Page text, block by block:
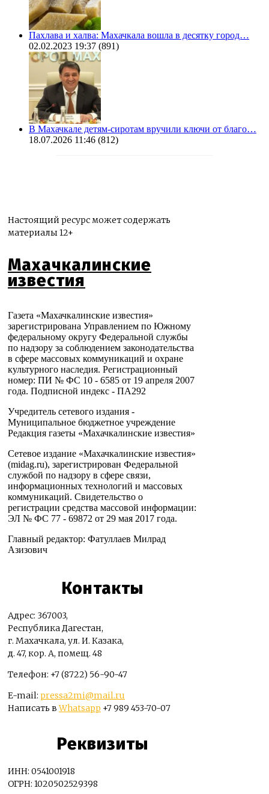
Пахлава и халва: Махачкала вошла в десятку город…
02.02.2023 19:37 (891)
В Махачкале детям-сиротам вручили ключи от благо…
18.07.2026 11:46 (812)
Настоящий ресурс может содержать
материалы 12+
Махачкалинские
известия
Газета «Махачкалинские известия»
зарегистрирована Управлением по Южному
федеральному округу Федеральной службы
по надзору за соблюдением законодательства
в сфере массовых коммуникаций и охране
культурного наследия. Регистрационный
номер: ПИ № ФС 10 - 6585 от 19 апреля 2007
года. Подписной индекс - ПА292
Учредитель сетевого издания -
Муниципальное бюджетное учреждение
Редакция газеты «Махачкалинские известия»
Сетевое издание «Махачкалинские известия»
(midag.ru), зарегистрирован Федеральной
службой по надзору в сфере связи,
информационных технологий и массовых
коммуникаций. Свидетельство о
регистрации средства массовой информации:
ЭЛ № ФС 77 - 69872 от 29 мая 2017 года.
Главный редактор: Фатуллаев Милрад
Азизович
Контакты
Адрес: 367003,
Республика Дагестан,
г. Махачкала, ул. И. Казака,
д. 47, кор. А, помещ. 48
Телефон: +7 (8722) 56-90-47
E-mail: pressa2mi@mail.ru
Написать вWhatsapp +7 989 453-70-07
Реквизиты
ИНН: 0541001918
ОГРН: 1020502529398